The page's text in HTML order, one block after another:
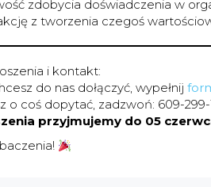
zdobycia doświadczenia w
z tworzenia czegoś
i kontakt:
do nas dołączyć, wypełnij
o coś dopytać, zadzwoń: 609-299-
przyjmujemy do 05